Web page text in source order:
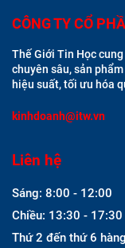
CÔNG TY CỔ
Thế Giới Tin Học
chuyên sâu, sản
hiệu suất, tối ưu hóa
kinhdoanh@itw.vn
Liên hệ
Sáng: 8:00 - 12:00
Chiều: 13:30 - 17:30
Thứ 2 đến thứ 6